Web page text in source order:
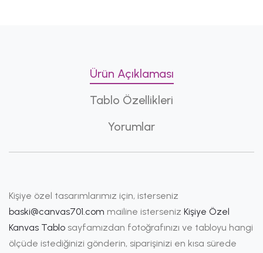
Ürün Açıklaması
Tablo Özellikleri
Yorumlar
Kişiye özel tasarımlarımız için, isterseniz
baski@canvas701.com mailine isterseniz Kişiye Özel
Kanvas Tablo sayfamızdan fotoğrafınızı ve tabloyu hangi
ölçüde istediğinizi gönderin, siparişinizi en kısa sürede